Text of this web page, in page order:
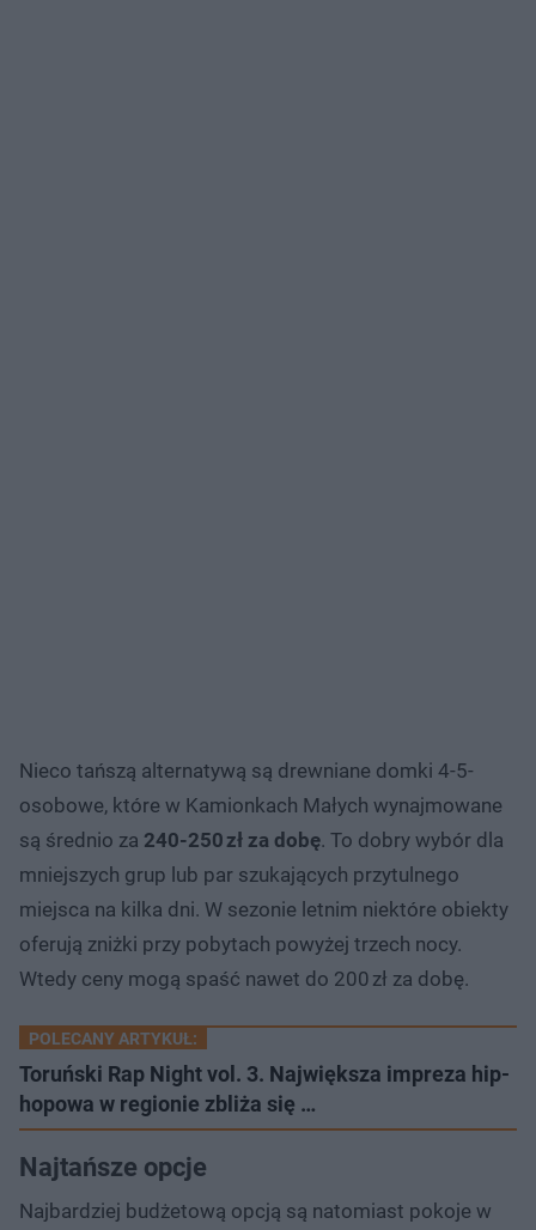
Nieco tańszą alternatywą są drewniane domki 4-5-
osobowe, które w Kamionkach Małych wynajmowane
są średnio za 240-250 zł za dobę. To dobry wybór dla
mniejszych grup lub par szukających przytulnego
miejsca na kilka dni. W sezonie letnim niektóre obiekty
oferują zniżki przy pobytach powyżej trzech nocy.
Wtedy ceny mogą spaść nawet do 200 zł za dobę.
POLECANY ARTYKUŁ:
Toruński Rap Night vol. 3. Największa impreza hip-
hopowa w regionie zbliża się …
Najtańsze opcje
Najbardziej budżetową opcją są natomiast pokoje w